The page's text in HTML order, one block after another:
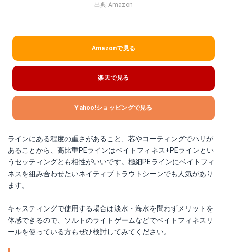
出典:Amazon
Amazonで見る
楽天で見る
Yahoo!ショッピングで見る
ラインにある程度の重さがあること、芯やコーティングでハリが
あることから、高比重PEラインはベイトフィネス+PEラインとい
うセッティングとも相性がいいです。極細PEラインにベイトフィ
ネスを組み合わせたいネイティブトラウトシーンでも人気があり
ます。
キャスティングで使用する場合は淡水・海水を問わずメリットを
体感できるので、ソルトのライトゲームなどでベイトフィネスリ
ールを使っている方もぜひ検討してみてください。